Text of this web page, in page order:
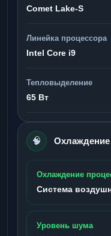
Comet Lake-S
Линейка процессора
Intel Core i9
Тепловыделение
65 Вт
🧠 Охлаждение
Охлаждение
Система
Уровень шума